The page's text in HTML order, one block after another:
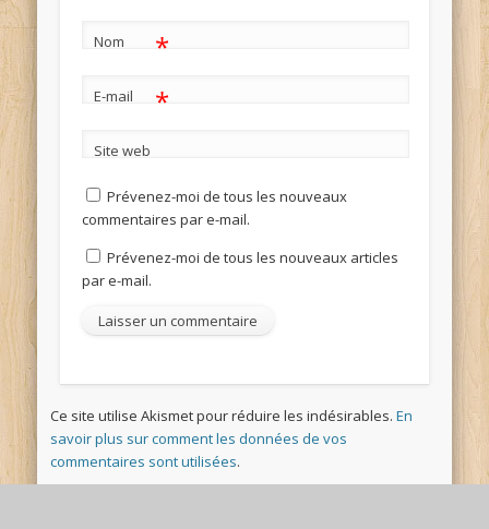
Nom *
E-mail *
Site web
Prévenez-moi de tous les nouveaux
commentaires par e-mail.
Prévenez-moi de tous les nouveaux articles
par e-mail.
Ce site utilise Akismet pour réduire les indésirables.En
savoir plus sur comment les données de vos
commentaires sont utilisées.